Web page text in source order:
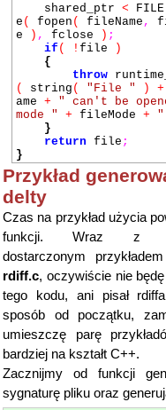
shared_ptr < FILE
e ( fopen ( fileName ,
e
) , fclose ) ;
if( ! file
)
{
throw
(
string ( "File " ) +
ame +
" can't be
mode "
+ fileMode +
}
return file ;
}
Przykład
delty
Czas na przykład użycia
funkcji. Wraz z
dostarczonym
rdiff.c, oczywiście nie będę
tego kodu, ani pisał
sposób od początku,
umieszczę parę
bardziej na kształt C++.
Zacznijmy od funkcji
sygnaturę pliku oraz